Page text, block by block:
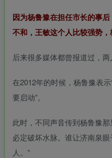
因为杨鲁豫在担任市长的事
不和，王敏这个人比较强势，
后来很多媒体都曾报道过，两
在2012年的时候，杨鲁豫表
要启动”。
此时，不同声音传到杨鲁豫
必定破坏水脉。谁让济南泉
人。”